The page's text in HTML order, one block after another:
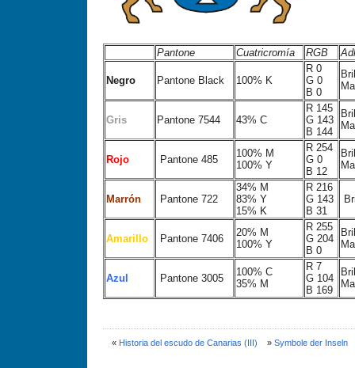
Pantone Cuatricromía RGB
Negro Pantone Black 100% K
R 0
G 0
B 0
Gris Pantone 7544 43% C
R 145
G 143
B 144
Rojo Pantone 485
100% M
100% Y
R 254
G 0
B 12
Marrón Pantone 722
34% M
83% Y
15% K
R 216
G 143
B 31
Amarillo Pantone 7406
20% M
100% Y
R 255
G 204
B 0
Azul Pantone 3005
100% C
35% M
R 7
G 104
B 169
« Historia del escudo de Canarias (III) » Symbole der Inseln